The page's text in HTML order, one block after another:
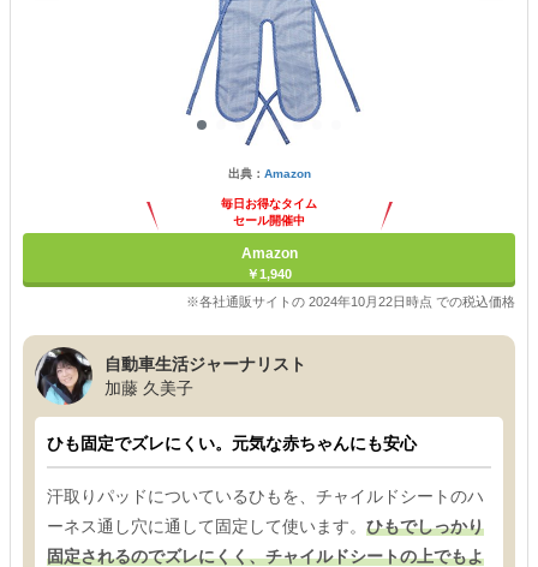
出典： Amazon
毎日お得なタイム
セール開催中
Amazon
￥1,940
※各社通販サイトの 2024年10月22日時点 での税込価格
自動車生活ジャーナリスト
加藤 久美子
ひも固定でズレにくい。元気な赤ちゃんにも安心
汗取りパッドについているひもを、チャイルドシートのハ
ーネス通し穴に通して固定して使います。 ひもでしっかり
固定されるのでズレにくく、チャイルドシートの上でもよ